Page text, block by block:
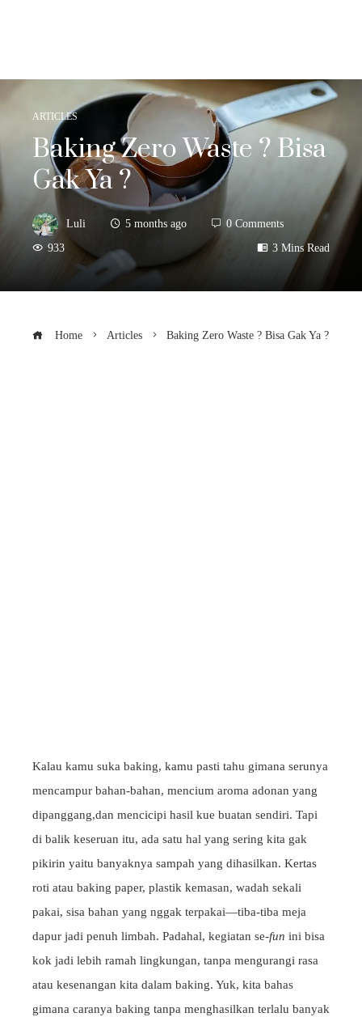
ARTICLES
Baking Zero Waste ? Bisa
Gak Ya ?
Luli 5 months ago
0 Comments
933
3 Mins Read
Home Articles Baking Zero Waste ? Bisa Gak Ya ?
Kalau kamu suka baking, kamu pasti tahu gimana serunya
mencampur bahan-bahan, mencium aroma adonan yang
dipanggang,dan mencicipi hasil kue buatan sendiri. Tapi
di balik keseruan itu, ada satu hal yang sering kita gak
pikirin yaitu banyaknya sampah yang dihasilkan. Kertas
roti atau baking paper, plastik kemasan, wadah sekali
pakai, sisa bahan yang nggak terpakai—tiba-tiba meja
dapur jadi penuh limbah. Padahal, kegiatan se-fun ini bisa
kok jadi lebih ramah lingkungan, tanpa mengurangi rasa
atau kesenangan kita dalam baking. Yuk, kita bahas
gimana caranya baking tanpa menghasilkan terlalu banyak